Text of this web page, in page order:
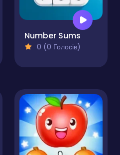
Number Sums
0 (0 Голосів)